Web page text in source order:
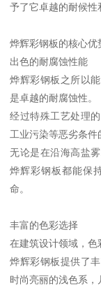
予了它卓越的耐候性
烨辉彩钢板的核心优
出色的耐腐蚀性能
烨辉彩钢板之所以
是卓越的耐腐蚀性。
经过特殊工艺处理
工业污染等恶劣条件
无论是在沿海高盐
烨辉彩钢板都能保
命。
丰富的色彩选择
在建筑设计领域，色
烨辉彩钢板提供了
时尚亮丽的浅色系，